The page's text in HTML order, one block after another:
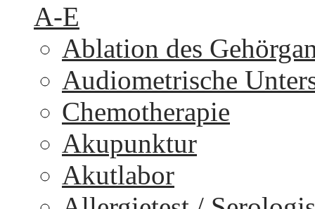
A-E
Ablation des
Audiometrische
Chemotherapie
Akupunktur
Akutlabor